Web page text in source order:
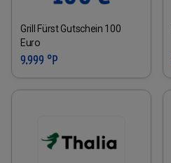
Grill Fürst Gutschein 100
Euro
9.999 °P